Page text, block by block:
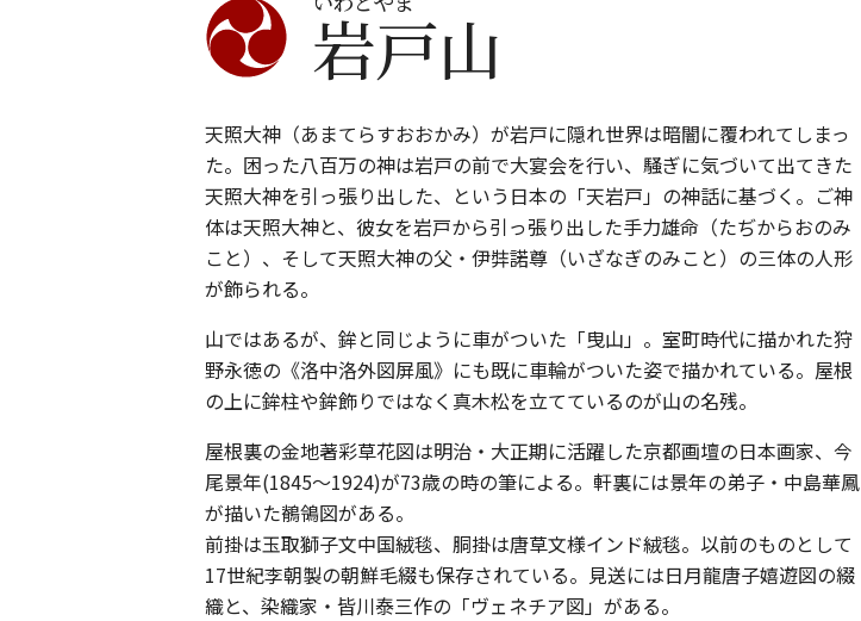
岩戸山
天照大神（あまてらすおおかみ）が岩戸に隠れ世界は暗闇に覆われてしまっ
た。困った八百万の神は岩戸の前で大宴会を行い、騒ぎに気づいて出てきた
天照大神を引っ張り出した、という日本の「天岩戸」の神話に基づく。ご神
体は天照大神と、彼女を岩戸から引っ張り出した手力雄命（たぢからおのみ
こと）、そして天照大神の父・伊弉諾尊（いざなぎのみこと）の三体の人形
が飾られる。
山ではあるが、鉾と同じように車がついた「曳山」。室町時代に描かれた狩
野永徳の《洛中洛外図屏風》にも既に車輪がついた姿で描かれている。屋根
の上に鉾柱や鉾飾りではなく真木松を立てているのが山の名残。
屋根裏の金地著彩草花図は明治・大正期に活躍した京都画壇の日本画家、今
尾景年(1845～1924)が73歳の時の筆による。軒裏には景年の弟子・中島華鳳
が描いた鶺鴒図がある。
前掛は玉取獅子文中国絨毯、胴掛は唐草文様インド絨毯。以前のものとして
17世紀李朝製の朝鮮毛綴も保存されている。見送には日月龍唐子嬉遊図の綴
織と、染織家・皆川泰三作の「ヴェネチア図」がある。